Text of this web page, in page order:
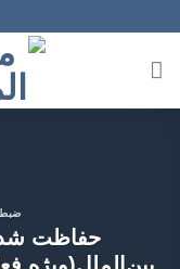
to
content
ضبط
حفاظت